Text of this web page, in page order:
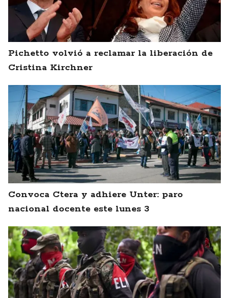
Pichetto volvió a reclamar la liberación de
Cristina Kirchner
Convoca Ctera y adhiere Unter: paro
nacional docente este lunes 3